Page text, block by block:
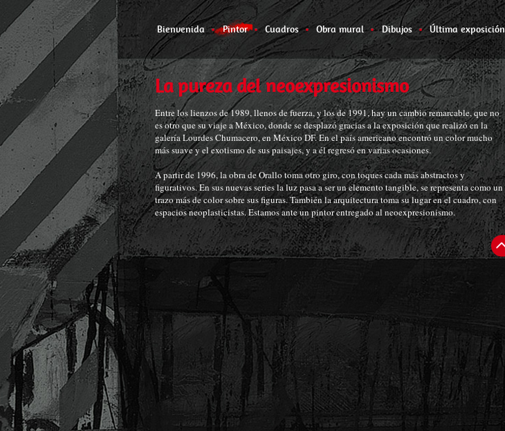
Bienvenida Pintor Cuadros Obra mural Dibujos Última exposición
La pureza del neoexpresionismo
Entre los lienzos de 1989, llenos de fuerza, y los de 1991, hay un cambio remarcable, que no
es otro que su viaje a México, donde se desplazó gracias a la exposición que realizó en la
galería Lourdes Chumacero, en México DF. En el país americano encontró un color mucho
más suave y el exotismo de sus paisajes, y a él regresó en varias ocasiones.
A partir de 1996, la obra de Orallo toma otro giro, con toques cada más abstractos y
figurativos. En sus nuevas series la luz pasa a ser un elemento tangible, se representa como un
trazo más de color sobre sus figuras. También la arquitectura toma su lugar en el cuadro, con
espacios neoplasticistas. Estamos ante un pintor entregado al neoexpresionismo.